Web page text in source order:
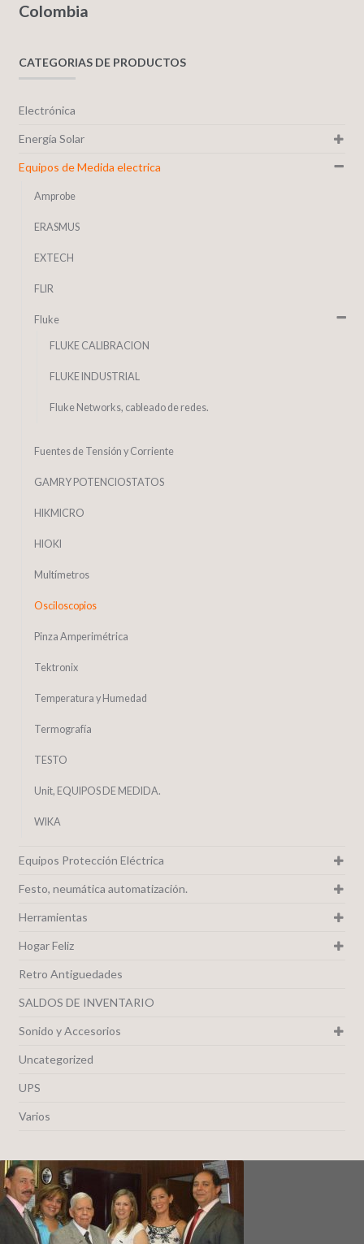
Colombia
CATEGORIAS DE PRODUCTOS
Electrónica
Energía Solar
Equipos de Medida electrica
Amprobe
ERASMUS
EXTECH
FLIR
Fluke
FLUKE CALIBRACION
FLUKE INDUSTRIAL
Fluke Networks, cableado de redes.
Fuentes de Tensión y Corriente
GAMRY POTENCIOSTATOS
HIKMICRO
HIOKI
Multímetros
Osciloscopios
Pinza Amperimétrica
Tektronix
Temperatura y Humedad
Termografía
TESTO
Unit, EQUIPOS DE MEDIDA.
WIKA
Equipos Protección Eléctrica
Festo, neumática automatización.
Herramientas
Hogar Feliz
Retro Antiguedades
SALDOS DE INVENTARIO
Sonido y Accesorios
Uncategorized
UPS
Varios